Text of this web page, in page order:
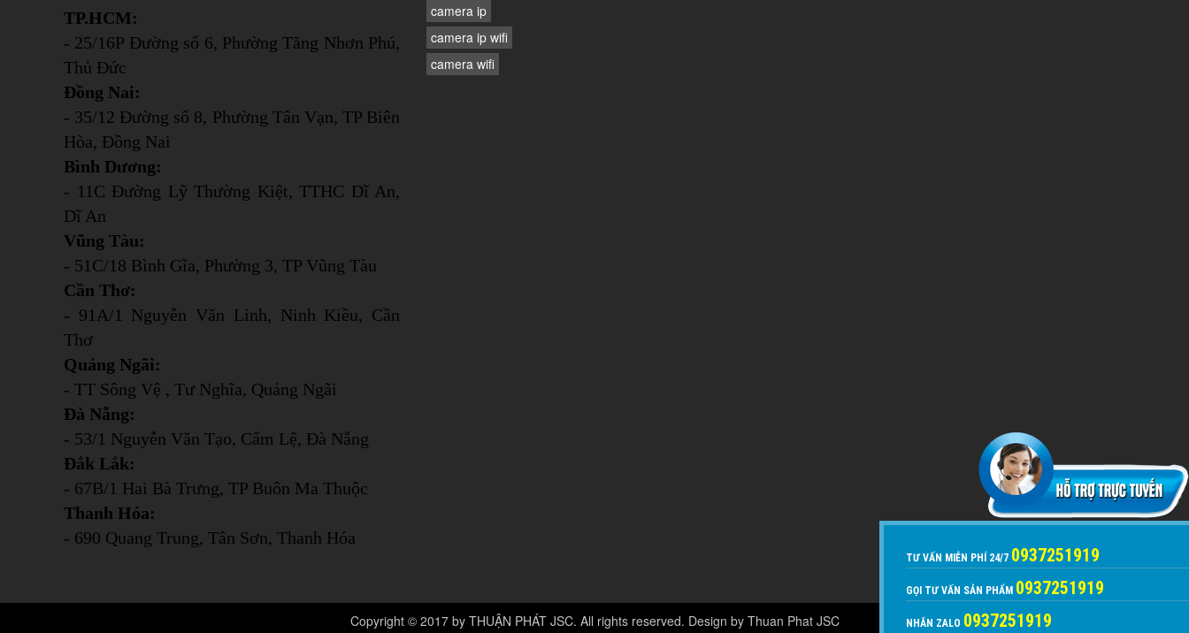
TP.HCM:
- 25/16P Đường số 6, Phường Tăng Nhơn Phú,
Thủ Đức
Đồng Nai:
- 35/12 Đường số 8, Phường Tân Vạn, TP Biên
Hòa, Đồng Nai
Bình Dương:
- 11C Đường Lỹ Thường Kiệt, TTHC Dĩ An,
Dĩ An
Vũng Tàu:
- 51C/18 Bình Gĩa, Phường 3, TP Vũng Tàu
Cần Thơ:
- 91A/1 Nguyễn Văn Linh, Ninh Kiều, Cần
Thơ
Quảng Ngãi:
- TT Sông Vệ , Tư Nghĩa, Quảng Ngãi
Đà Nẵng:
- 53/1 Nguyễn Văn Tạo, Cẩm Lệ, Đà Nẵng
Đắk Lắk:
- 67B/1 Hai Bà Trưng, TP Buôn Ma Thuộc
Thanh Hóa:
- 690 Quang Trung, Tân Sơn, Thanh Hóa
camera ip
camera ip wifi
camera wifi
Copyright © 2017 by THUẬN PHÁT JSC. All rights reserved. Design by Thuan Phat JSC
TƯ VẤN MIỄN PHÍ 24/7 0937251919
GỌI TƯ VẤN SẢN PHẨM 0937251919
NHẮN ZALO 0937251919